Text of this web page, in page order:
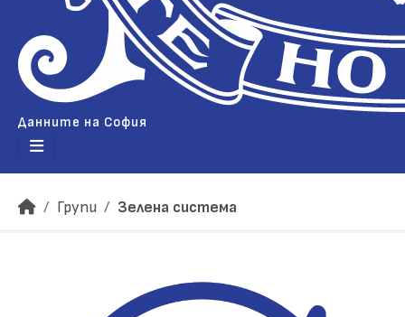
Данните на София
Групи Зелена система